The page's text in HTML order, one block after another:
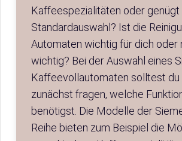
Kaffeespezialitäten oder genügt
Standardauswahl? Ist die
Automaten wichtig für dich oder
wichtig? Bei der Auswahl eines
Kaffeevollautomaten solltest du
zunächst fragen, welche
benötigst. Die Modelle der
Reihe bieten zum Beispiel die